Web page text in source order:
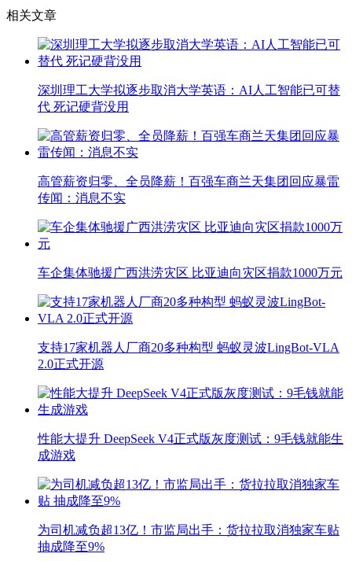
相关文章
深圳理工大学拟逐步取消大学英语：AI人工智能已可替
代 死记硬背没用
高管薪资归零、全员降薪！百强车商兰天集团回应暴雷
传闻：消息不实
车企集体驰援广西洪涝灾区 比亚迪向灾区捐款1000万元
支持17家机器人厂商20多种构型 蚂蚁灵波LingBot-VLA
2.0正式开源
性能大提升 DeepSeek V4正式版灰度测试：9毛钱就能生
成游戏
为司机减负超13亿！市监局出手：货拉拉取消独家车贴
抽成降至9%